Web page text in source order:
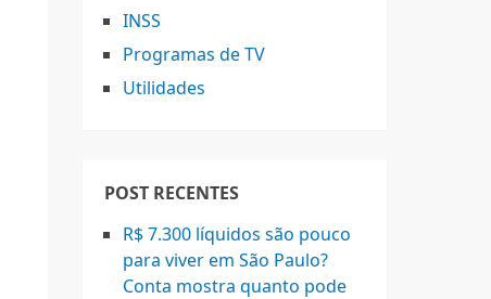
INSS
Programas de TV
Utilidades
POST RECENTES
R$ 7.300 líquidos são pouco
para viver em São Paulo?
Conta mostra quanto pode